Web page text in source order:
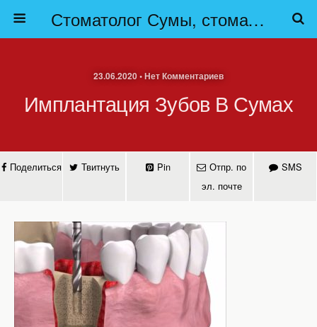
Стоматолог Сумы, стоматологические клиники Сумы, детская стоматология в Сумах. | Частная стоматология Сумы
23.06.2020 • Нет Комментариев
Имплантация Зубов В Сумах
Поделиться Твитнуть Pin
Отпр. по
эл. почте
SMS